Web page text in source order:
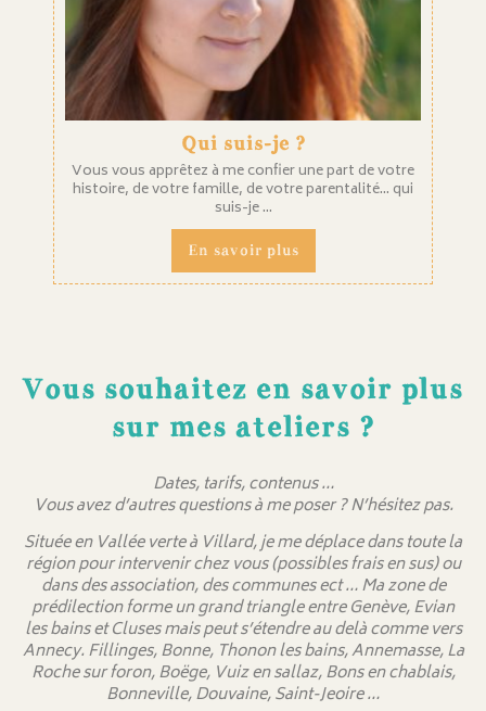
Qui suis-je ?
Vous vous apprêtez à me confier une part de votre
histoire, de votre famille, de votre parentalité... qui
suis-je ...
En savoir plus
Vous souhaitez en savoir plus
sur mes ateliers ?
Dates, tarifs, contenus …
Vous avez d’autres questions à me poser ? N’hésitez pas.
Située en Vallée verte à Villard, je me déplace dans toute la
région pour intervenir chez vous (possibles frais en sus) ou
dans des association, des communes ect … Ma zone de
prédilection forme un grand triangle entre Genève, Evian
les bains et Cluses mais peut s’étendre au delà comme vers
Annecy. Fillinges, Bonne, Thonon les bains, Annemasse, La
Roche sur foron, Boëge, Vuiz en sallaz, Bons en chablais,
Bonneville, Douvaine, Saint-Jeoire …